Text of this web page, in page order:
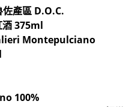
產區 D.O.C.
酒 375ml
Montepulciano
100%